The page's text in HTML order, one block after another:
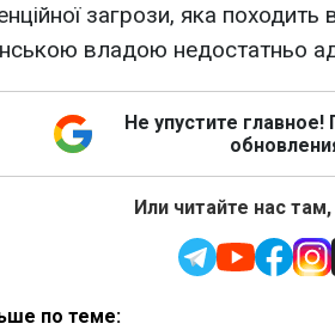
загрози, яка походить
владою недостатньо
Не упустите
Или читайте нас
по теме: